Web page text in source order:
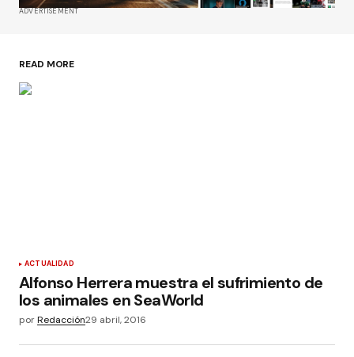
ADVERTISEMENT
READ MORE
ACTUALIDAD
Alfonso Herrera muestra el sufrimiento de
los animales en SeaWorld
porRedacción29 abril, 2016